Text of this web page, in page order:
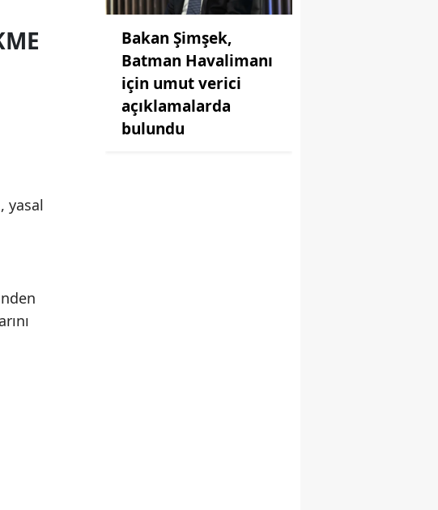
yasal
Bakan Şimşek,
Batman Havalimanı
için umut verici
açıklamalarda
bulundu